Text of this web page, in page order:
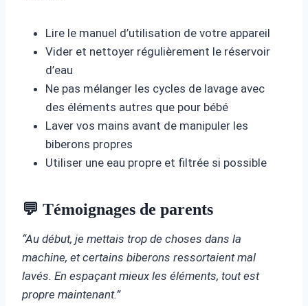
Lire le manuel d’utilisation de votre appareil
Vider et nettoyer régulièrement le réservoir
d’eau
Ne pas mélanger les cycles de lavage avec
des éléments autres que pour bébé
Laver vos mains avant de manipuler les
biberons propres
Utiliser une eau propre et filtrée si possible
💬 Témoignages de parents
“Au début, je mettais trop de choses dans la
machine, et certains biberons ressortaient mal
lavés. En espaçant mieux les éléments, tout est
propre maintenant.”